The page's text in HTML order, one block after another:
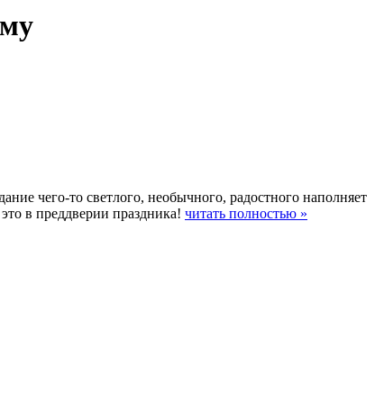
чего-то светлого, необычного, радостного наполняет
в преддверии праздника! читать полностью »